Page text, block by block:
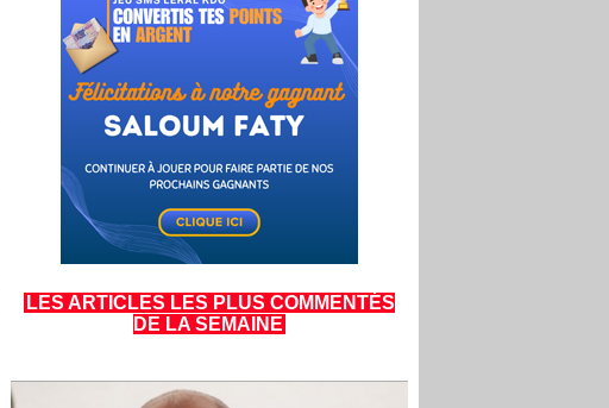
LES ARTICLES LES PLUS COMMENTÉS
DE LA SEMAINE